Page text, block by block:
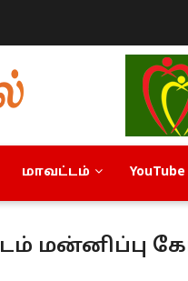
மாவட்டம் YouTube
மன்னிப்பு